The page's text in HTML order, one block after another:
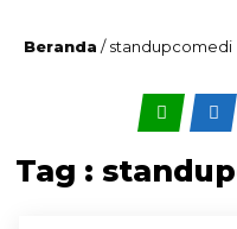
Beranda /standupcomedi
Tag :